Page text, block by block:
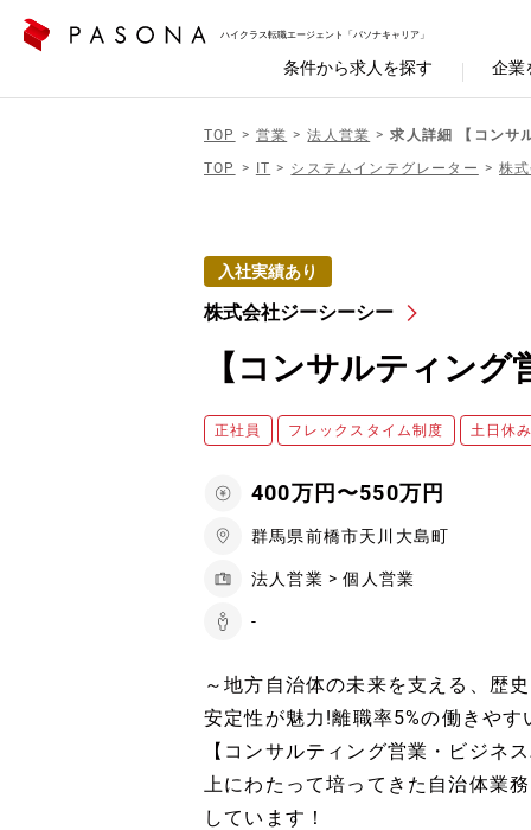
ハイクラス転職エージェント「パソナキャリア」
条件から求人を探す 企業
TOP 営業 法人営業
求人詳細 【コンサ
TOP
IT システムインテグレーター 株
入社実績あり
株式会社ジーシーシー
【コンサルティン
正社員 フレックスタイム制度 土日休
400万円〜550万円
群馬県前橋市天川大島町
法人営業 > 個人営業
-
～地方自治体の未来を支える、歴
安定性が魅力!離職率5%の働きや
【コンサルティング営業・ビジ
上にわたって培ってきた自治体業
しています！